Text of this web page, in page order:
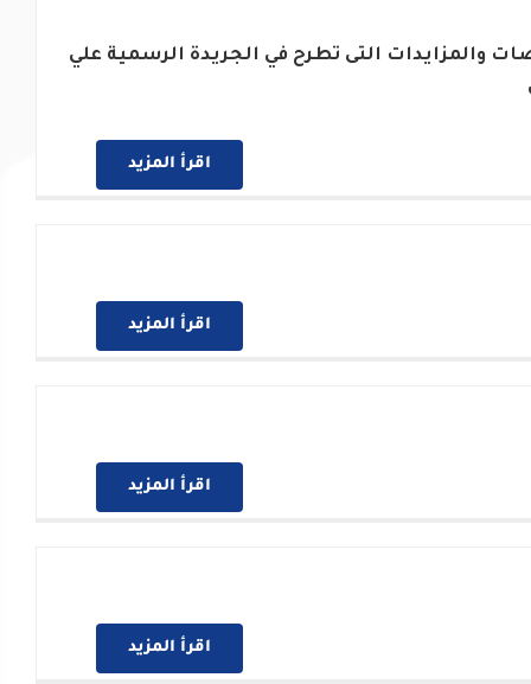
والمزايدات التى تطرح في الجريدة الرسمية علي
اقرأ المزيد
اقرأ المزيد
اقرأ المزيد
اقرأ المزيد